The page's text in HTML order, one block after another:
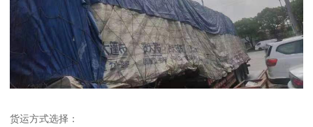
货运方式选择：